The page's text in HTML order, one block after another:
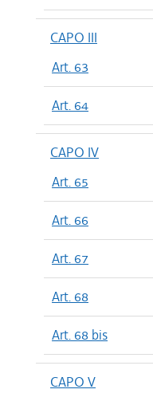
CAPO III
Art. 63
Art. 64
CAPO IV
Art. 65
Art. 66
Art. 67
Art. 68
Art. 68 bis
CAPO V